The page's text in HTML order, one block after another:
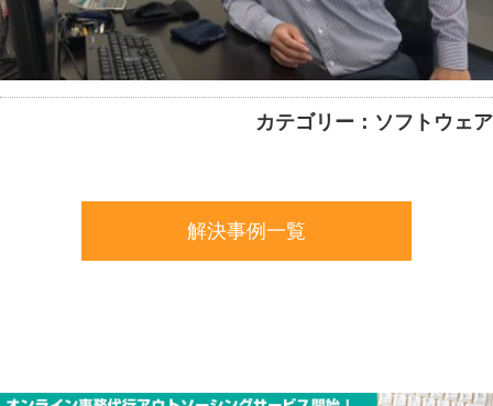
カテゴリー：ソフトウェア
解決事例一覧